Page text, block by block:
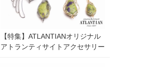
【特集】ATLANTIANオリジナル
アトランティサイトアクセサリー